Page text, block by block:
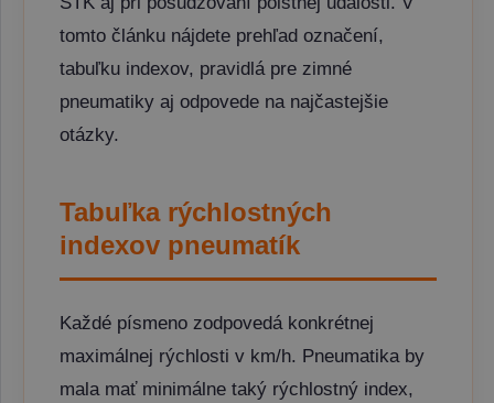
tomto článku nájdete prehľad označení,
tabuľku indexov, pravidlá pre zimné
pneumatiky aj odpovede na najčastejšie
otázky.
Tabuľka rýchlostných
indexov pneumatík
Každé písmeno zodpovedá konkrétnej
maximálnej rýchlosti v km/h. Pneumatika by
mala mať minimálne taký rýchlostný index,